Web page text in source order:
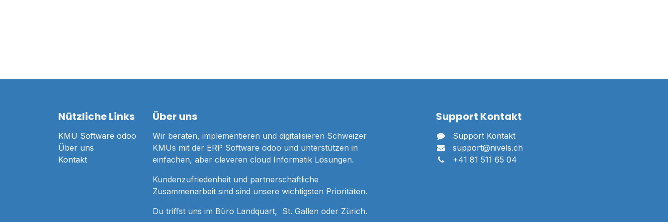
Nützliche Links
KMU Software odoo
Über uns
Kontakt
Über uns
Wir beraten, implementieren und digitalisieren Schweizer
KMUs mit der ERP Software odoo und unterstützen in
einfachen, aber cleveren cloud Informatik Lösungen.
Kundenzufriedenheit und partnerschaftliche
Zusammenarbeit sind sind unsere wichtigsten Prioritäten.
Du triffst uns im Büro Landquart, St. Gallen oder Zürich.
Support Kontakt
Support Kontakt
support@nivels.ch
+41 81 511 65 04